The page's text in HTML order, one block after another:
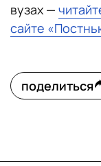
вузах —
сайте
поделиться